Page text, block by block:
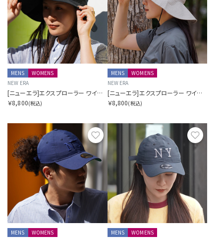
MENS
WOMENS
NEW ERA
[ニューエラ]エクスプローラー ワイドブリム ドットエアー SORA別注 ブラック
￥8,800(税込)
MENS
WOMENS
NEW ERA
[ニューエラ]エクスプローラー ワイドブリム ドットエアー SORA別注 ベージュ
￥8,800(税込)
お気に入り
MENS
WOMENS
MENS
WOMENS